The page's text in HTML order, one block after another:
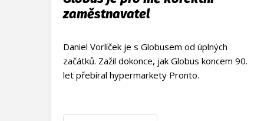
zaměstnavatel
Daniel Vorlíček je s Globusem od úplných
začátků. Zažil dokonce, jak Globus koncem 90.
let přebíral hypermarkety Pronto.